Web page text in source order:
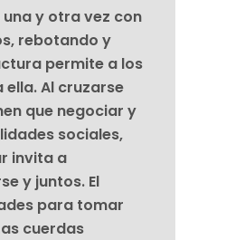
una y otra vez con
rebotando y
permite a los
Al cruzarse
que negociar y
sociales,
invita a
y juntos. El
para tomar
cuerdas